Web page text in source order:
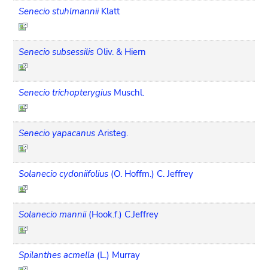
Senecio stuhlmannii Klatt
Senecio subsessilis Oliv. & Hiern
Senecio trichopterygius Muschl.
Senecio yapacanus Aristeg.
Solanecio cydoniifolius (O. Hoffm.) C. Jeffrey
Solanecio mannii (Hook.f.) C.Jeffrey
Spilanthes acmella (L.) Murray